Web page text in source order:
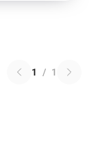
1 / 1